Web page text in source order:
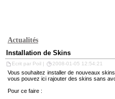
Actualités
Installation de Skins
Ecrit par Poil | 2008-01-05 12:54:21
Vous souhaitez installer de nouveaux
vous pouvez ici rajouter des skins sans
Pour ce faire :